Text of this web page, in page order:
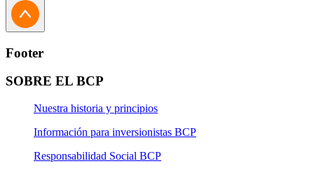
Footer
SOBRE EL BCP
Nuestra historia y principios
Información para inversionistas BCP
Responsabilidad Social BCP